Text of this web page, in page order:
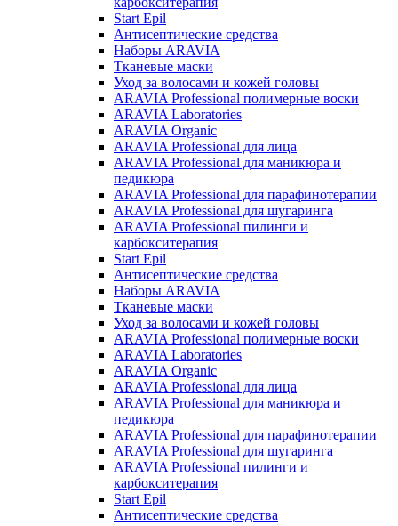
Start Epil
Антисептические средства
Наборы ARAVIA
Тканевые маски
Уход за волосами и кожей головы
ARAVIA Professional полимерные воски
ARAVIA Laboratories
ARAVIA Organic
ARAVIA Professional для лица
ARAVIA Professional для маникюра и
педикюра
ARAVIA Professional для парафинотерапии
ARAVIA Professional для шугаринга
ARAVIA Professional пилинги и
карбокситерапия
Start Epil
Антисептические средства
Наборы ARAVIA
Тканевые маски
Уход за волосами и кожей головы
ARAVIA Professional полимерные воски
ARAVIA Laboratories
ARAVIA Organic
ARAVIA Professional для лица
ARAVIA Professional для маникюра и
педикюра
ARAVIA Professional для парафинотерапии
ARAVIA Professional для шугаринга
ARAVIA Professional пилинги и
карбокситерапия
Start Epil
Антисептические средства